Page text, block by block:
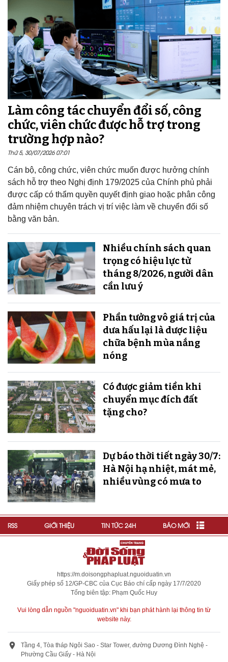
Làm công tác chuyển đổi số, công
chức, viên chức được hỗ trợ trong
trường hợp nào?
Thứ 5, 30/07/2026 07:01
Cán bộ, công chức, viên chức muốn được hưởng chính
sách hỗ trợ theo Nghị định 179/2025 của Chính phủ phải
được cấp có thẩm quyền quyết định giao hoặc phân công
đảm nhiệm chuyên trách vị trí việc làm về chuyển đổi số
bằng văn bản.
Nhiều chính sách quan
trọng có hiệu lực từ
tháng 8/2026, người dân
cần lưu ý
Phần tưởng vô giá trị của
dưa hấu lại là dược liệu
chữa bệnh mùa nắng
nóng
Có được giảm tiền khi
chuyển mục đích đất
tặng cho?
Dự báo thời tiết ngày 30/7:
Hà Nội hạ nhiệt, mát mẻ,
nhiều vùng có mưa to
RSS GIỚI THIỆU TIN TỨC 24H BÁO MỚI
https://m.doisongphapluat.nguoiduatin.vn
Giấy phép số 12/GP-CBC của Cục Báo chí cấp ngày 17/7/2020
Tổng biên tập: Phạm Quốc Huy
Vui lòng dẫn nguồn "nguoiduatin.vn" khi bạn phát hành lại thông tin từ
website này.
Tầng 4, Tòa tháp Ngôi Sao - Star Tower, đường Dương Đình Nghệ -
Phường Cầu Giấy - Hà Nội